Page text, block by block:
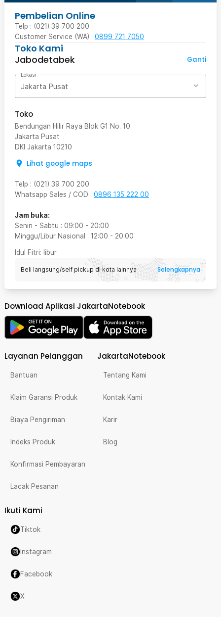
Pembelian Online
Telp : (021) 39 700 200
Customer Service (WA) : 0899 721 7050
Toko Kami
Jabodetabek
Ganti
Lokasi
Jakarta Pusat
Toko
Bendungan Hilir Raya Blok G1 No. 10
Jakarta Pusat
DKI Jakarta 10210
Lihat google maps
Telp : (021) 39 700 200
Whatsapp Sales / COD : 0896 135 222 00
Jam buka:
Senin - Sabtu : 09:00 - 20:00
Minggu/Libur Nasional : 12:00 - 20:00
Idul Fitri: libur
Beli langsung/self pickup di kota lainnya Selengkapnya
Download Aplikasi JakartaNotebook
Layanan Pelanggan
Bantuan
Klaim Garansi Produk
Biaya Pengiriman
Indeks Produk
Konfirmasi Pembayaran
Lacak Pesanan
JakartaNotebook
Tentang Kami
Kontak Kami
Karir
Blog
Ikuti Kami
Tiktok
Instagram
Facebook
X